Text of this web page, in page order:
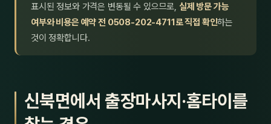
표시된 정보와 가격은 변동될 수 있으므로, 실제 방문 가능
여부와 비용은 예약 전 0508-202-4711로 직접 확인하는
것이 정확합니다.
신북면에서 출장마사지·홈타이를